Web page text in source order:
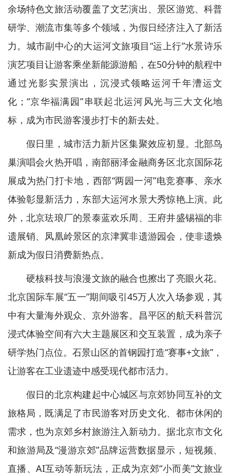
余场特色文旅活动覆盖了文艺演出、景区游览、科普
研学、潮流市集等多个领域，为假日经济注入了新活
力。城市副中心的大运河文旅项目“运上行”水景诗乐
演艺项目让游客乘坐新能源游船，在50分钟的航程中
通过光影实景演出，沉浸式领略运河千年漕运文
化；“京华福满园”串联起北运河风光与三大文化地
标，成为市民游客漫步打卡的新去处。
假日里，城市活力新片区集聚效应初显。北部鸟
巢演唱会火热开唱，南部丽泽金融商务区北京国际花
展成为热门打卡地，西部“两园一河”电竞赛事、亲水
体验彰显新活力，东部大运河水景大秀惊艳上演。此
外，北京珐琅厂的景泰蓝欢乐周、王府井盛锡福的非
遗展销、凤凰岭景区的京津冀非遗游园会，使非遗焕
新成为假日消费新热点。
硬核科技与浪漫文旅的融合也擦出了亮眼火花。
北京国际车展“五一”期间吸引45万人次入场参观，其
中有大量海外观众、京外游客。昌平区的航天科普沉
浸式体验空间有六大主题展区和交互装置，成为亲子
研学热门点位。石景山区的首钢园打造“赛事+文旅”，
让游客在工业遗迹中感受现代都市活力。
假日的北京构建起中心城区与京郊协同互补的文
旅格局，既满足了市民游客对历史文化、都市休闲的
需求，也为京郊乡村旅游注入新动力。据北京市文化
和旅游局及“漫游京郊”品牌运营数据显示，短视频、
直播、AI互动等新玩法，正成为京郊“小而美”文旅业